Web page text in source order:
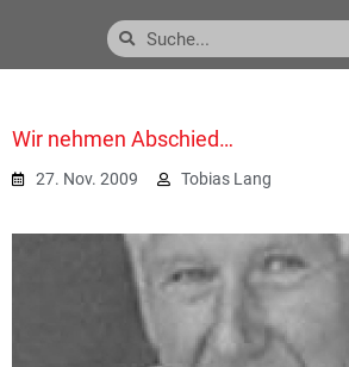
Wir nehmen Abschied…
27. Nov. 2009 Tobias Lang